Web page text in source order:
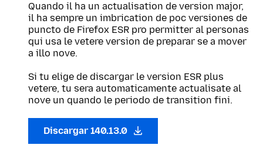
Quando il ha un actualisation de version major,
il ha sempre un imbrication de poc versiones de
puncto de Firefox ESR pro permitter al personas
qui usa le vetere version de preparar se a mover
a illo nove.
Si tu elige de discargar le version ESR plus
vetere, tu sera automaticamente actualisate al
nove un quando le periodo de transition fini.
Discargar 140.13.0